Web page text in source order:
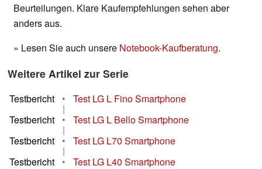
Beurteilungen. Klare Kaufempfehlungen sehen aber
anders aus.
» Lesen Sie auch unsere Notebook-Kaufberatung.
Weitere Artikel zur Serie
Testbericht • Test LG L Fino Smartphone
|
Testbericht
• Test LG L Bello Smartphone
|
Testbericht
• Test LG L70 Smartphone
|
Testbericht
• Test LG L40 Smartphone